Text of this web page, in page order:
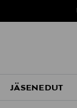
JÄSENEDUT